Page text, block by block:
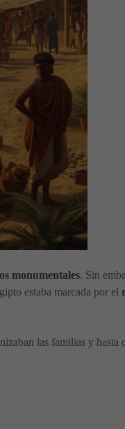
monumentales. Sin
estaba marcada por el
las familias y hasta